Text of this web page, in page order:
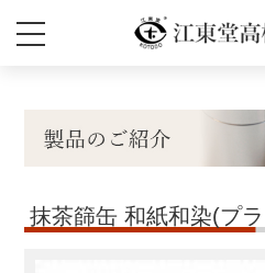
抹茶篩缶 和紙和染(プ